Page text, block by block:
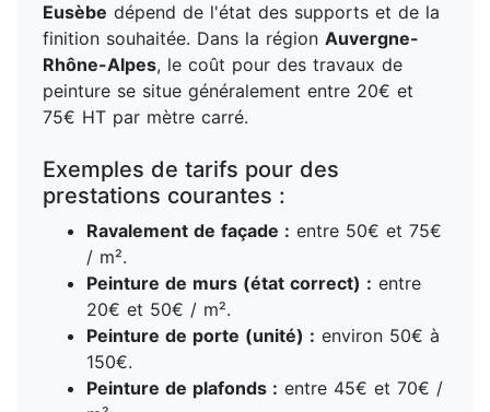
Eusèbe dépend de l'état des supports et de la
finition souhaitée. Dans la région Auvergne-
Rhône-Alpes, le coût pour des travaux de
peinture se situe généralement entre 20€ et
75€ HT par mètre carré.
Exemples de tarifs pour des
prestations courantes :
Ravalement de façade : entre 50€ et 75€
/ m².
Peinture de murs (état correct) : entre
20€ et 50€ / m².
Peinture de porte (unité) : environ 50€ à
150€.
Peinture de plafonds : entre 45€ et 70€ /